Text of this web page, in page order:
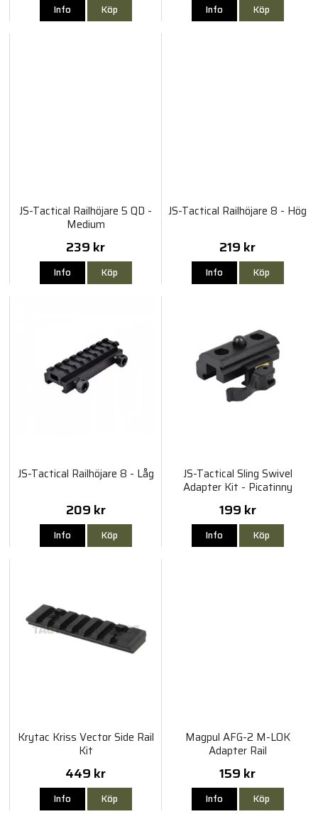
Info Köp Info Köp
JS-Tactical Railhöjare 5 QD -
Medium
239 kr
Info Köp
JS-Tactical Railhöjare 8 - Hög
219 kr
Info Köp
JS-Tactical Railhöjare 8 - Låg
209 kr
Info Köp
JS-Tactical Sling Swivel
Adapter Kit - Picatinny
199 kr
Info Köp
Krytac Kriss Vector Side Rail
Kit
449 kr
Info Köp
Magpul AFG-2 M-LOK
Adapter Rail
159 kr
Info Köp